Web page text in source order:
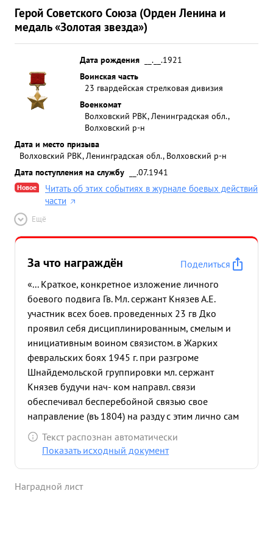
Герой Советского Союза (Орден Ленина и
медаль «Золотая звезда»)
Дата рождения
__.__.1921
Воинская часть
23 гвардейская стрелковая дивизия
Военкомат
Волховский РВК, Ленинградская обл.,
Волховский р-н
Дата и место призыва
Волховский РВК, Ленинградская обл., Волховский р-н
Дата поступления на службу
__.07.1941
Новое
Читать об этих событиях в журнале боевых действий
части
Ещё
За что награждён
Поделиться
«... Краткое, конкретное изложение личного
боевого подвига Гв. Мл. сержант Князев А.Е.
участник всех боев. проведенных 23 гв Дко
проявил себя дисциплинированным, смелым и
инициативным воином связистом. в Жарких
февральских боях 1945 г. при разгроме
Шнайдемольской группировки мл. сержант
Князев будучи нач- ком направл. связи
обеспечивал бесперебойной связью свое
направление (въ 1804) на разду с этим лично сам
из своего оружия убил 20 немцев и 30 взял в
плен был ранен, % с поля боях не ушел до тех
Князев 22 апреля 1945 г. когда наши части
Текст распознан автоматически
Показать исходный документ
Наградной лист